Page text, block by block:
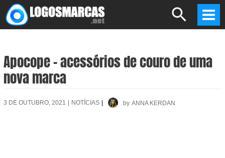
Skip
to
Search
Apocope – acessórios de couro de uma
nova marca
3 DE OUTUBRO, 2021 NOTÍCIAS by ANNA KERDAN